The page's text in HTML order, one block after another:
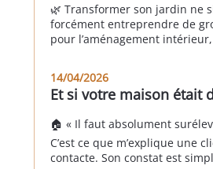
🌿 Transformer son jardin ne
forcément entreprendre de
pour l’aménagement
souhaitez-vous vivre votre
réussi n’est pas celui que l’on
magazines ou chez les
répond à vos besoins, à vos […]
14/04/2026
Et si votre maison était
🏠 « Il faut absolument
C’est ce que m’explique une
contacte. Son constat est